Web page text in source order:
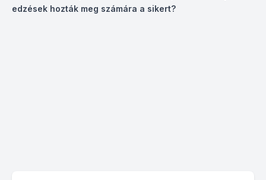
edzések hozták meg számára a sikert?